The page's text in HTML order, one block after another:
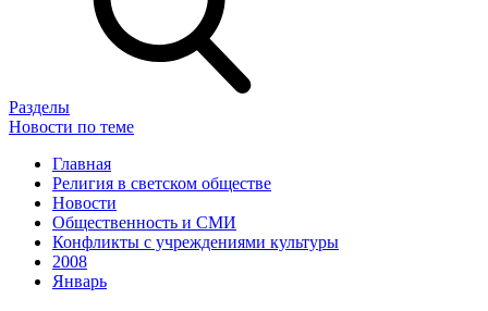
Разделы
Новости по теме
Главная
Религия в светском обществе
Новости
Общественность и СМИ
Конфликты с учреждениями культуры
2008
Январь